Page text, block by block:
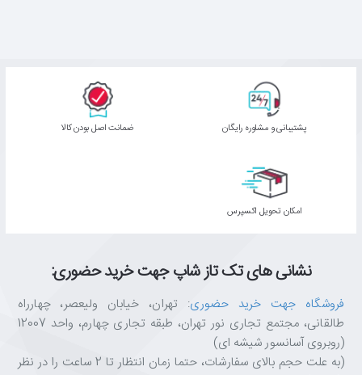
پشتیبانی و مشاوره رایگان ﺿﻤﺎﻧﺖ اﺻﻞ ﺑﻮدن ﮐﺎﻟﺎ
اﻣﮑﺎن ﺗﺤﻮﯾﻞ اﮐﺴﭙﺮس
نشانی های تک تاز شاپ جهت خرید حضوری:
فروشگاه جهت خرید حضوری: تهران، خیابان ولیعصر، چهارراه
طالقانی، مجتمع تجاری نور تهران، طبقه تجاری چهارم، واحد 12007
(روبروی آسانسور شیشه ای)
(به علت حجم بالای سفارشات، حتما زمان انتظار تا 2 ساعت را در نظر